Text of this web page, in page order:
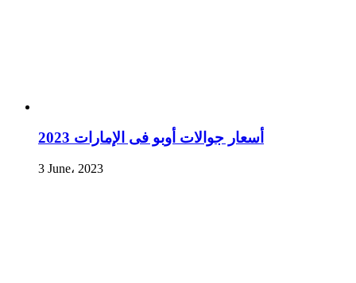
أسعار جوالات أوبو فى الإمارات 2023
3 June، 2023